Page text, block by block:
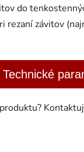
do
rezaní závitov
Technické